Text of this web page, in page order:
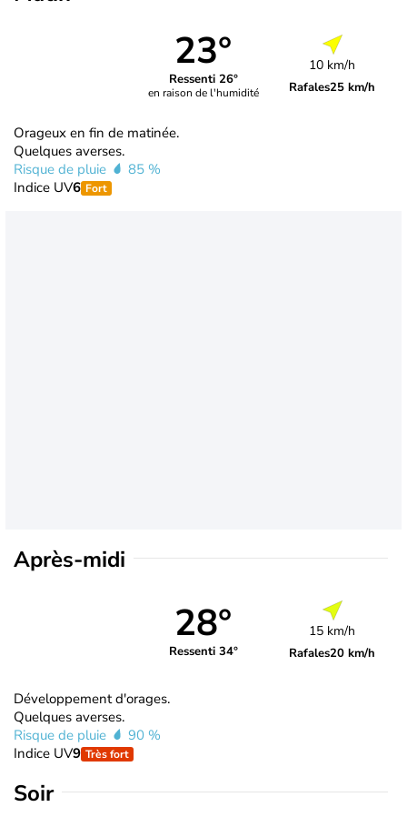
23°
Ressenti 26°
en raison de l'humidité
10 km/h
Rafales25 km/h
Orageux en fin de matinée.
Quelques averses.
Risque de pluie
85 %
Indice UV6 Fort
Après-midi
28°
Ressenti 34°
15 km/h
Rafales20 km/h
Développement d'orages.
Quelques averses.
Risque de pluie
90 %
Indice UV9 Très fort
Soir